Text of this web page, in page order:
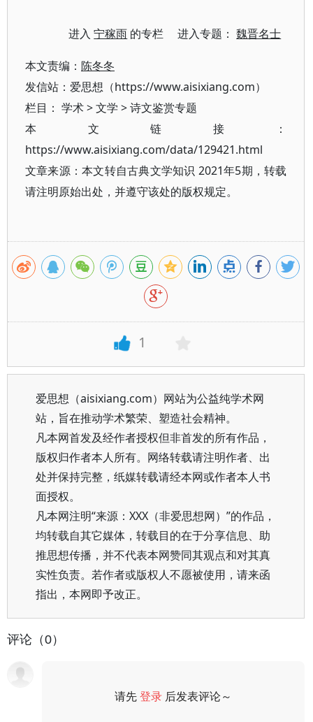
进入宁稼雨 的专栏 进入专题：魏晋名士
本文责编： 陈冬冬
发信站：爱思想（https://www.aisixiang.com）
栏目： 学术>文学 >诗文鉴赏专题
本文链接：
https://www.aisixiang.com/data/129421.html
文章来源：本文转自古典文学知识 2021年5期，转载
请注明原始出处，并遵守该处的版权规定。
1
爱思想（aisixiang.com）网站为公益纯学术网
站，旨在推动学术繁荣、塑造社会精神。
凡本网首发及经作者授权但非首发的所有作品，
版权归作者本人所有。网络转载请注明作者、出
处并保持完整，纸媒转载请经本网或作者本人书
面授权。
凡本网注明“来源：XXX（非爱思想网）”的作品，
均转载自其它媒体，转载目的在于分享信息、助
推思想传播，并不代表本网赞同其观点和对其真
实性负责。若作者或版权人不愿被使用，请来函
指出，本网即予改正。
评论（0）
请先登录 后发表评论～